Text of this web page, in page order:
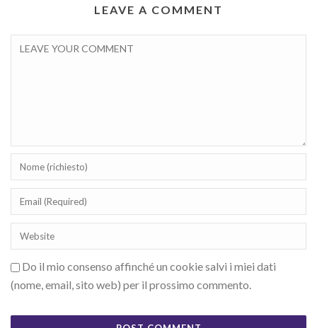
LEAVE A COMMENT
Do il mio consenso affinché un cookie salvi i miei dati
(nome, email, sito web) per il prossimo commento.